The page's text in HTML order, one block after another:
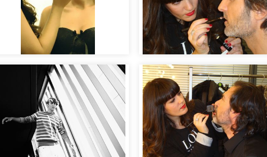
Maquillaje ojo ahumado de
tendencia
Making of maquillaje